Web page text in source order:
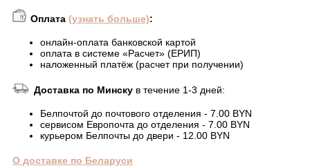
Оплата (узнать больше):
онлайн-оплата банковской картой
оплата в системе «Расчет» (ЕРИП)
наложенный платёж (расчет при получении)
Доставка по Минску в течение 1-3 дней:
Белпочтой до почтового отделения - 7.00 BYN
сервисом Европочта до отделения - 7.00 BYN
курьером Белпочты до двери - 12.00 BYN
О доставке по Беларуси